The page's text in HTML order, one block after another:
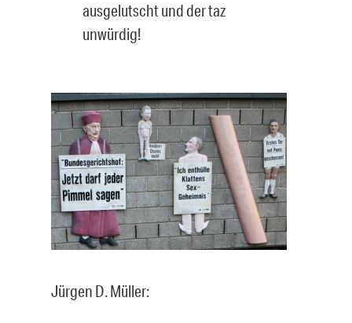
ausgelutscht und der taz
unwürdig!
Jürgen D. Müller: